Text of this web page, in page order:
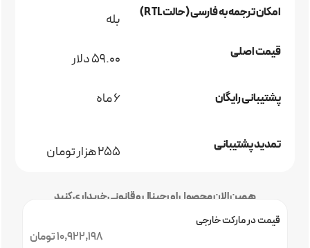
امکان ترجمه به فارسی (حالت RTL) بله
قیمت اصلی 59.00 دلار
پشتیبانی رایگان 6 ماه
تمدید پشتیبانی 255 هزار تومان
همین الان محصول اورجینال و قانونی خریداری کنید
10,922,198 تومان
قیمت در مارکت خارجی